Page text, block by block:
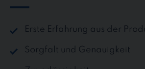
Erste Erfahrung aus der
Sorgfalt und Genauigkeit